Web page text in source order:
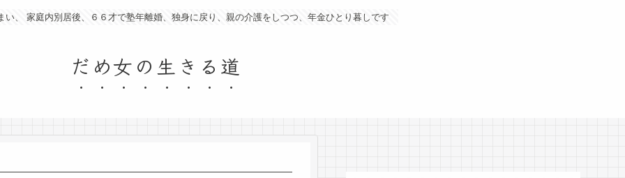
い、 家庭内別居後、６６才で塾年離婚、独身に戻り、親の介護をしつつ、年金ひとり暮しです
だめ女の生きる道